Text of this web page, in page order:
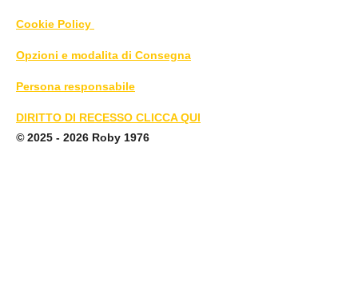
Cookie Policy
Opzioni e modalita di Consegna
Persona responsabile
DIRITTO DI RECESSO CLICCA QUI
© 2025 - 2026 Roby 1976